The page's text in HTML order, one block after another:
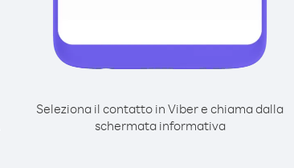
Seleziona il contatto in Viber e chiama dalla
schermata informativa